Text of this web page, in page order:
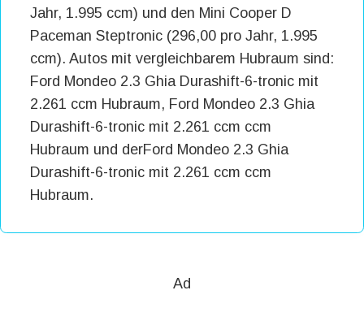
Jahr, 1.995 ccm) und den Mini Cooper D
Paceman Steptronic (296,00 pro Jahr, 1.995
ccm). Autos mit vergleichbarem Hubraum sind:
Ford Mondeo 2.3 Ghia Durashift-6-tronic mit
2.261 ccm Hubraum, Ford Mondeo 2.3 Ghia
Durashift-6-tronic mit 2.261 ccm ccm
Hubraum und derFord Mondeo 2.3 Ghia
Durashift-6-tronic mit 2.261 ccm ccm
Hubraum.
Ad